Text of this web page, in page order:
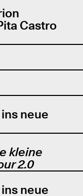
Castro
neue
kleine
2.0
neue